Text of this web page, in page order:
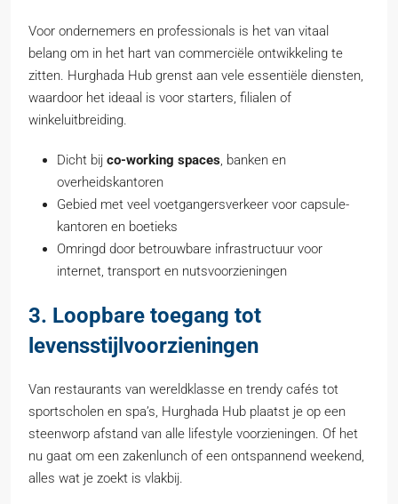
Voor ondernemers en professionals is het van vitaal
belang om in het hart van commerciële ontwikkeling te
zitten. Hurghada Hub grenst aan vele essentiële diensten,
waardoor het ideaal is voor starters, filialen of
winkeluitbreiding.
Dicht bij co-working spaces, banken en
overheidskantoren
Gebied met veel voetgangersverkeer voor capsule-
kantoren en boetieks
Omringd door betrouwbare infrastructuur voor
internet, transport en nutsvoorzieningen
3. Loopbare toegang tot
levensstijlvoorzieningen
Van restaurants van wereldklasse en trendy cafés tot
sportscholen en spa’s, Hurghada Hub plaatst je op een
steenworp afstand van alle lifestyle voorzieningen. Of het
nu gaat om een zakenlunch of een ontspannend weekend,
alles wat je zoekt is vlakbij.